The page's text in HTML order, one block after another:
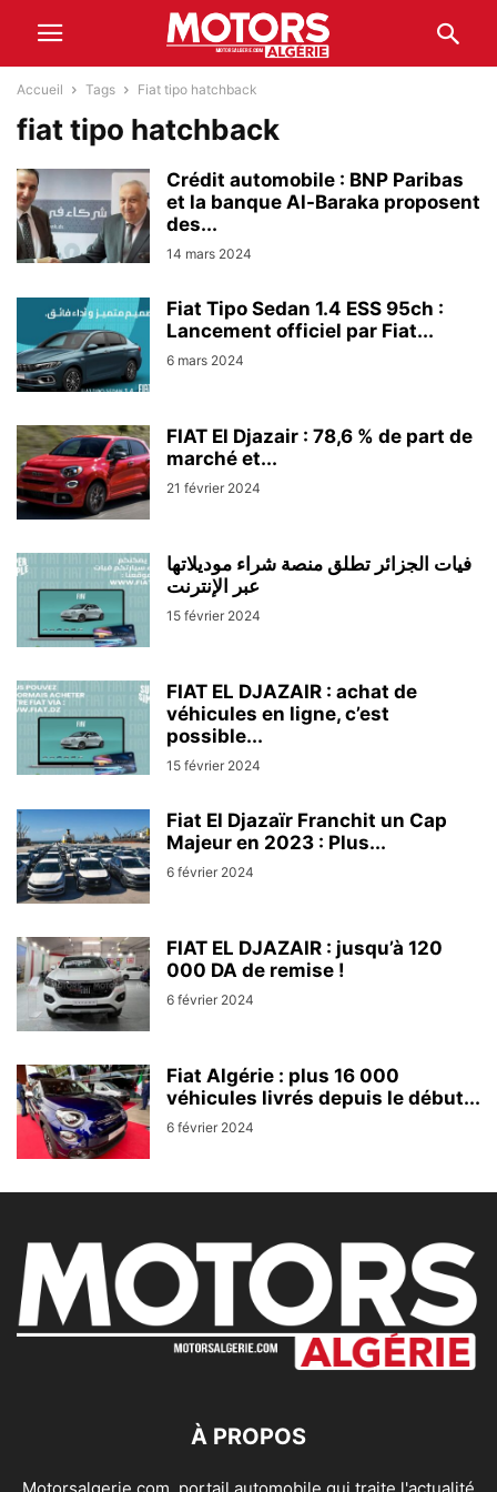
Accueil Tags Fiat tipo hatchback
fiat tipo hatchback
Crédit automobile : BNP Paribas
et la banque Al-Baraka proposent
des...
14 mars 2024
Fiat Tipo Sedan 1.4 ESS 95ch :
Lancement officiel par Fiat...
6 mars 2024
FIAT El Djazair : 78,6 % de part de
marché et...
21 février 2024
فيات الجزائر تطلق منصة شراء موديلاتها
عبر الإنترنت
15 février 2024
FIAT EL DJAZAIR : achat de
véhicules en ligne, c’est
possible...
15 février 2024
Fiat El Djazaïr Franchit un Cap
Majeur en 2023 : Plus...
6 février 2024
FIAT EL DJAZAIR : jusqu’à 120
000 DA de remise !
6 février 2024
Fiat Algérie : plus 16 000
véhicules livrés depuis le début...
6 février 2024
À PROPOS